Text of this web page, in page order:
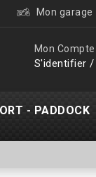
Mon garage
Mon Compte
S'identifier
- PADDOCK